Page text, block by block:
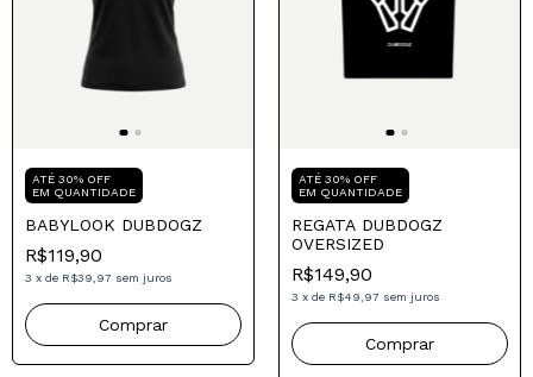
ATÉ 30% OFF
EM QUANTIDADE
BABYLOOK DUBDOGZ
R$119,90
3 x de R$39,97 sem juros
Comprar
ATÉ 30% OFF
EM QUANTIDADE
REGATA DUBDOGZ
OVERSIZED
R$149,90
3 x de R$49,97 sem juros
Comprar